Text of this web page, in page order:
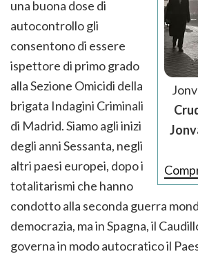
una buona dose di
autocontrollo gli
consentono di essere
ispettore di primo grado
alla Sezione Omicidi della
brigata Indagini Criminali
di Madrid. Siamo agli inizi
degli anni Sessanta, negli
altri paesi europei, dopo i
totalitarismi che hanno
condotto alla seconda guerra
democrazia, ma in Spagna, il
governa in modo autocratico il